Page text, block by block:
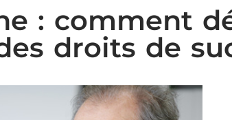
: comment
droits de